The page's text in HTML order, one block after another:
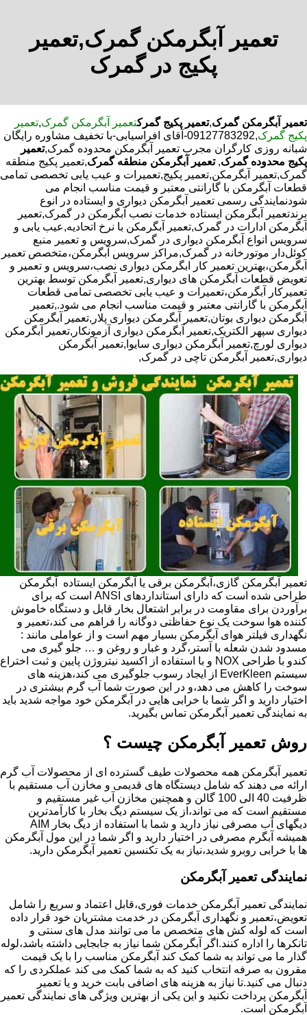
تعمیر آبگرمکن گمرک,تعمیر
پکیج در گمرک
تعمیر آبگرمکن گمرک,تعمیر پکیج گمرکتعمیر آبگرمکن گمرک,تعمیر
پکیج گمرک
,09127783292-آقای افراسیابی-با تخفیف مشاوره رایگان
شبانه روزی کارگران مجرب تعمیر آبگرمکن محدوده گمرک,تعمیر
پکیج محدوده گمرک, تعمیر آبگرمکن منطقه گمرک,تعمیر پکیج منطقه
گمرک,تعمیر آبگرمکن,تعمیر پکیج,تعمیرات و عیب یابی تخصصی تمامی
قطعات آبگرمکن با گارانتی معتبر و قیمت مناسب انجام می
شودنمایندگی رسمی تعمیر آبگرمکن دیواری و ایستاده در انوع
برندتعمیر آبگرمکن ایستاده خدمات نصب آبگرمکن در گمرک,تعمیر
آبگرمکن ادارات در گمرک,تعمیر آبگرمکن با نرخ اتحادیه,عیب یابی و
سرویس انواع آبگرمکن دیواری در گمرک,سرویس و تعمیر منبع
کوئل‌دار موتورخانه در گمرک,مراکز سرویس آبگرمکن،متخصص تعمیر
آبگرمکن،بهترین تعمیر کار ابگرمکن دیواری نصب،سرویس و تعمیر و
تعویض قطعات آبگرمکن های دیواری,تعمیر آبگرمکن توسط بهترین
تعمیرکار آبگرمکن،تعمیرات و عیب یابی تخصصی تمامی قطعات
آبگرمکن با گارانتی معتبر و قیمت مناسب انجام می شود.,تعمیر
آبگرمکن دیواری بوتان,تعمیر آبگرمکن دیواری پلار,تعمیر آبگرمکن
دیواری سپهر الکتریک,تعمیر آبگرمکن دیواری آزمونکار,تعمیر آبگرمکن
دیواری لورچ,تعمیر آبگرمکن دیواری سایوا,تعمیر آبگرمکن
دیواری,تعمیر آبگرمکن تاچی در گمرک,
تعمیر آبگرمکن گازی،آبگرمکن برقی یا آبگرمکن ایستاده ​ آبگرمکن
طراحی شده است که دارای استانداردهای ANSI است که برای
برآوردن برای مقاومت در برابر اشتعال بخار قابل و دستگاه خاموش
کننده هوا سوخت یک نوع حفاظتی دوگانه را فراهم می کند،تعمیر و
نگهداری فیلتر هوای آبگرمکن بسیار مهم است و از عواملی مانند :
مسدود شدن شعله با آستر،گرد و غبار و روغن و … جلو گیری می
کندو با طراحی NOX و با استفاده از اکسید نیتروژن پایین و ثبت اختراع
سیستم EverKleen از ایجاد رسوب جلوگیری می کند،هزینه های
سوخت را کاهش می دهد،و در این صورت شما آب گرم بیشتری در
اختیار دارید و اگر شما با خرابی هایی در آبگرمکن خود مواجه شدید باید
به نمایندگی تعمیر آبگرمکن تماس بگیرید.
روش تعمیر آبگرمکن چیست ؟
تعمیر آبگرمکن همه محصولات طیف گسترده ای از محصولات آب گرم
ارائه می دهند که شامل دیستگاه های قدیمی و مخازن آب مستقیم با
ظرفیت 40 الی 100 گالن و همچنین مخازن آب غیر مستقیم و
مستقیم است که می تواند،از یک سیستم دیگ بخار با کارآمدترین
دیگهای آب مصرفی نیاز دارید و شما با استفاده از دیگ بخار AIM
همیشه آبگرم مصرفی در اختیار دارید و اگر شما در این مول آبگرمکن
ها با خرابی روبرو شدید،نیاز به یک تکنسین تعمیر آبگرمکن دارید.
نمایندگی تعمیر آبگرمکن
نمایندگی تعمیر آبگرمکن خدمات فوری،قابل اعتماد و سریع را شامل
تعویض،تعمیر و نگهداری آبگرمکن در خدمت مشتریان خود قرار داده
است که لوله کش های متخصص ما می توانند مدل های سنتی و
تانکرها را اداره کنند.اگر آبگرمکن شما نیاز به جابجایی داشته باشد،لوله
گذار ما می تواند به شما کمک کند آبگرمکن مناسب را با یک قیمت
مقرون به صرفه انتخاب کنید که به شما کمک می کند عملکردی را که
دنبال می کنید.تا نیاز به هزینه های اضافی بابت خرید و یا تعمیر
آبگرمکن پرداخت نکنید و این یکی از بهترین ویژگی های نمایندگی تعمیر
آبگرمکن است.